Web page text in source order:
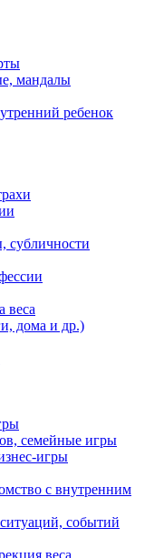
мандалы
ребенок
субличности
веса
дома и др.)
семейные игры
игры
с внутренним
событий
веса